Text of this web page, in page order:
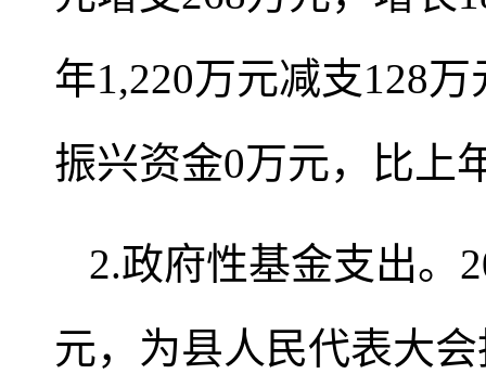
年1,220万元减支128
振兴资金0万元，比上
2.政府性基金支出。
元，为县人民代表大